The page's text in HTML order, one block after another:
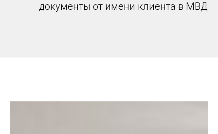
документы от имени клиента в МВД